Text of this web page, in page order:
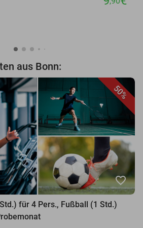
aus Bonn:
50%
favorite_border
für 4 Pers., Fußball (1 Std.)